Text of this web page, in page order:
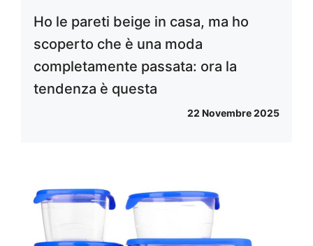
Ho le pareti beige in casa, ma ho
scoperto che è una moda
completamente passata: ora la
tendenza è questa
22 Novembre 2025